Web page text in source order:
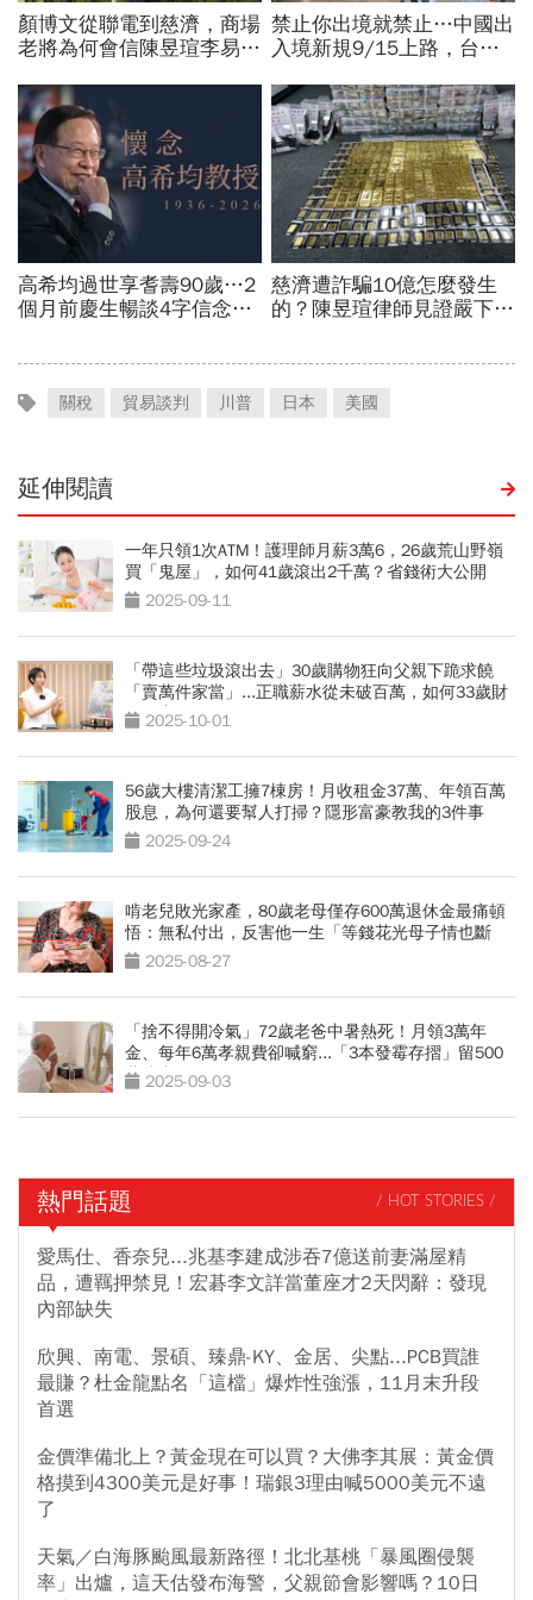
關稅 貿易談判 川普 日本 美國
延伸閱讀
一年只領1次ATM！護理師月薪3萬6，26歲荒山野嶺
買「鬼屋」，如何41歲滾出2千萬？省錢術大公開
2025-09-11
「帶這些垃圾滾出去」30歲購物狂向父親下跪求饒
「賣萬件家當」...正職薪水從未破百萬，如何33歲財
務自由？
2025-10-01
56歲大樓清潔工擁7棟房！月收租金37萬、年領百萬
股息，為何還要幫人打掃？隱形富豪教我的3件事
2025-09-24
啃老兒敗光家產，80歲老母僅存600萬退休金最痛頓
悟：無私付出，反害他一生「等錢花光母子情也斷
了」2025-08-27
「捨不得開冷氣」72歲老爸中暑熱死！月領3萬年
金、每年6萬孝親費卻喊窮...「3本發霉存摺」留500
萬遺產啟示
2025-09-03
熱門話題 / HOT STORIES /
愛馬仕、香奈兒...兆基李建成涉吞7億送前妻滿屋精
品，遭羈押禁見！宏碁李文詳當董座才2天閃辭：發現
內部缺失
欣興、南電、景碩、臻鼎-KY、金居、尖點...PCB買誰
最賺？杜金龍點名「這檔」爆炸性強漲，11月末升段
首選
金價準備北上？黃金現在可以買？大佛李其展：黃金價
格摸到4300美元是好事！瑞銀3理由喊5000美元不遠
了
天氣／白海豚颱風最新路徑！北北基桃「暴風圈侵襲
率」出爐，這天估發布海警，父親節會影響嗎？10日